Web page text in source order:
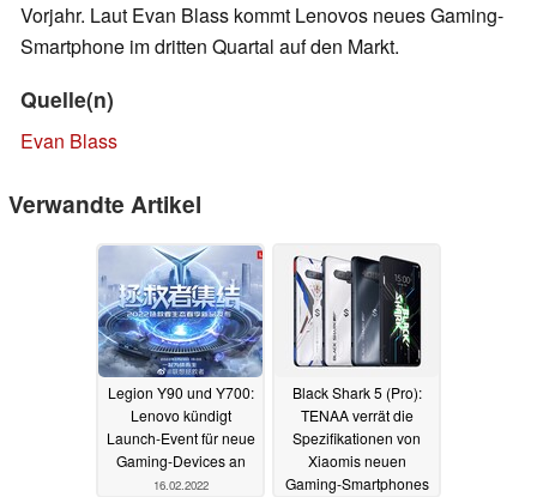
Vorjahr. Laut Evan Blass kommt Lenovos neues Gaming-
Smartphone im dritten Quartal auf den Markt.
Quelle(n)
Evan Blass
Verwandte Artikel
Legion Y90 und Y700:
Lenovo kündigt
Launch-Event für neue
Gaming-Devices an
16.02.2022
Black Shark 5 (Pro):
TENAA verrät die
Spezifikationen von
Xiaomis neuen
Gaming-Smartphones